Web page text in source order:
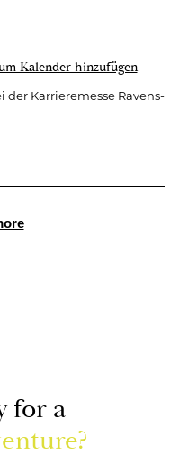
Ka­len­der hin­zu­fü­gen
der Kar­rie­re­mes­se Ra­vens­
for a